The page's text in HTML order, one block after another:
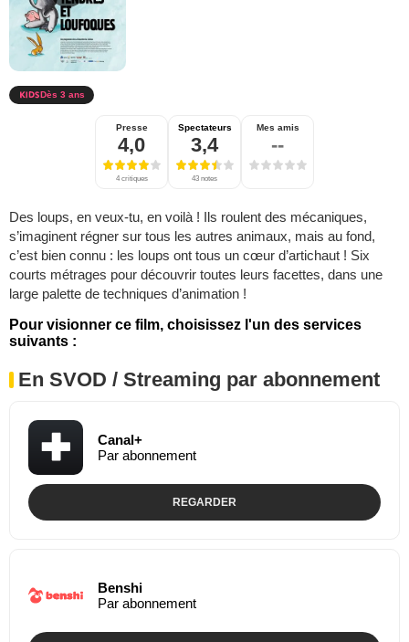
Dès 3 ans
Presse
4,0
4 critiques
Spectateurs
3,4
43 notes
Mes amis
--
Des loups, en veux-tu, en voilà ! Ils roulent des mécaniques,
s’imaginent régner sur tous les autres animaux, mais au fond,
c’est bien connu : les loups ont tous un cœur d’artichaut ! Six
courts métrages pour découvrir toutes leurs facettes, dans une
large palette de techniques d’animation !
Pour visionner ce film, choisissez l'un des services
suivants :
En SVOD / Streaming par abonnement
Canal+
Par abonnement
REGARDER
Benshi
Par abonnement